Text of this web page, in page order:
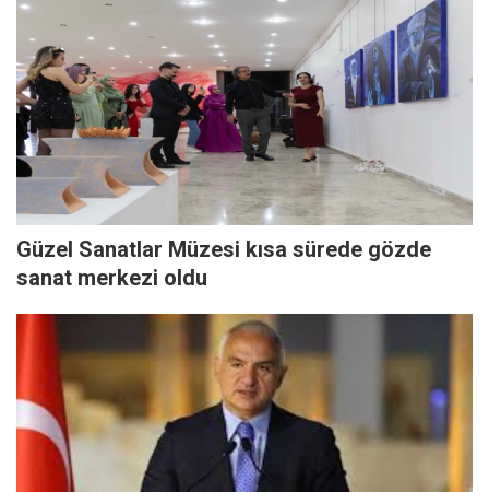
Güzel Sanatlar Müzesi kısa sürede gözde
sanat merkezi oldu